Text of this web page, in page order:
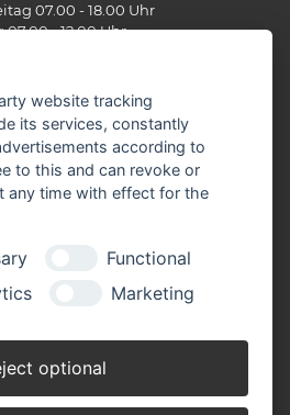
07.00 - 18.00 Uhr
07.00 - 12.00 Uhr
- Februar
07.30 - 17.30 Uhr
07.30 - 12.00 Uhr
Burbach
Straße 12
27 36 / 49 10 62
baustoffe.de
- September
07.30 - 17.30 Uhr
website tracking
its services, constantly
according to
to this and can revoke or
any time with effect for the
Functional
Marketing
optional